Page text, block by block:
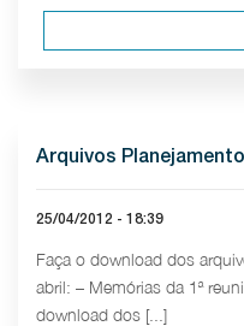
Arquivos
25/04/2012 - 18:39
Faça o download dos
abril: – Memórias da 1ª
download dos [...]